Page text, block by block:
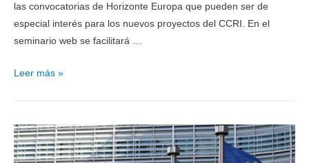
las convocatorias de Horizonte Europa que pueden ser de
especial interés para los nuevos proyectos del CCRI. En el
seminario web se facilitará …
Leer más »